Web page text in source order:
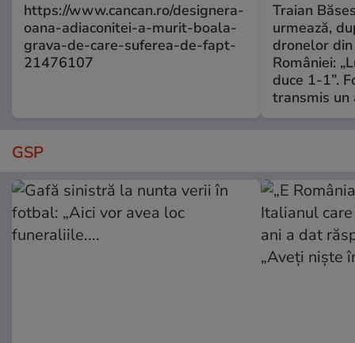
https://www.cancan.ro/designera-
oana-adiaconitei-a-murit-boala-
grava-de-care-suferea-de-fapt-
21476107
Traian
urmează,
dronelor
României:
duce 1-1”.
transmis un
GSP